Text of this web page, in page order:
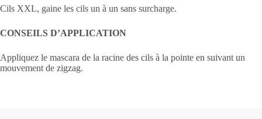
Cils XXL, gaine les cils un à un sans surcharge.
CONSEILS D’APPLICATION
Appliquez le mascara de la racine des cils à la pointe en suivant un
mouvement de zigzag.